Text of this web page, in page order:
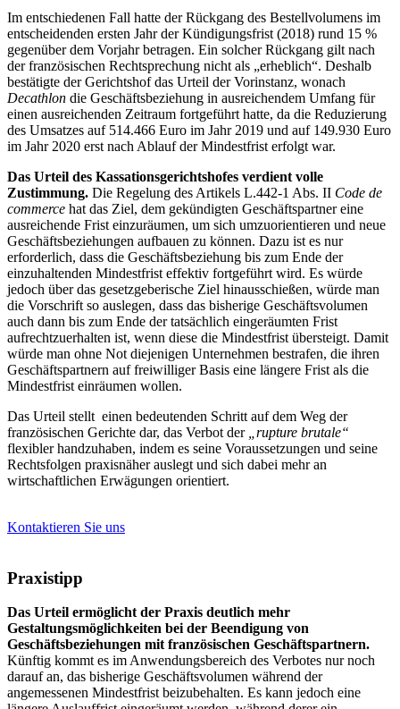
Im entschiedenen Fall hatte der Rückgang des Bestellvolumens im
entscheidenden ersten Jahr der Kündigungsfrist (2018) rund 15 %
gegenüber dem Vorjahr betragen. Ein solcher Rückgang gilt nach
der französischen Rechtsprechung nicht als „erheblich“. Deshalb
bestätigte der Gerichtshof das Urteil der Vorinstanz, wonach
Decathlon die Geschäfts­beziehung in ausreichendem Umfang für
einen ausreichenden Zeitraum fortgeführt hatte, da die Reduzierung
des Umsatzes auf 514.466 Euro im Jahr 2019 und auf 149.930 Euro
im Jahr 2020 erst nach Ablauf der Mindestfrist erfolgt war.
Das Urteil des Kassationsgerichtshofes verdient volle
Zustimmung. Die Regelung des Artikels L.442-1 Abs. II Code de
commerce hat das Ziel, dem gekündigten Geschäftspartner eine
ausreichende Frist einzuräumen, um sich umzuorientieren und neue
Geschäftsbeziehungen aufbauen zu können. Dazu ist es nur
erforderlich, dass die Geschäftsbeziehung bis zum Ende der
einzuhaltenden Mindestfrist effektiv fortgeführt wird. Es würde
jedoch über das gesetzgeberische Ziel hinausschießen, würde man
die Vorschrift so auslegen, dass das bisherige Geschäftsvolumen
auch dann bis zum Ende der tatsächlich eingeräumten Frist
aufrechtzuerhalten ist, wenn diese die Mindestfrist übersteigt. Damit
würde man ohne Not diejenigen Unternehmen bestrafen, die ihren
Geschäftspartnern auf freiwilliger Basis eine längere Frist als die
Mindestfrist einräumen wollen.
Das Urteil stellt einen bedeutenden Schritt auf dem Weg der
französischen Gerichte dar, das Verbot der
„rupture brutale“
flexibler handzuhaben, indem es seine Voraussetzungen und seine
Rechtsfolgen praxisnäher auslegt und sich dabei mehr an
wirtschaftlichen Erwägungen orientiert.
Kontaktieren Sie uns
Praxistipp
Das Urteil ermöglicht der Praxis deutlich mehr
Gestaltungsmöglichkeiten bei der Beendigung von
Geschäftsbeziehungen mit französischen Geschäftspartnern.
Künftig kommt es im Anwendungsbereich des Verbotes nur noch
darauf an, das bisherige Geschäftsvolumen während der
angemessenen Mindestfrist beizubehalten. Es kann jedoch eine